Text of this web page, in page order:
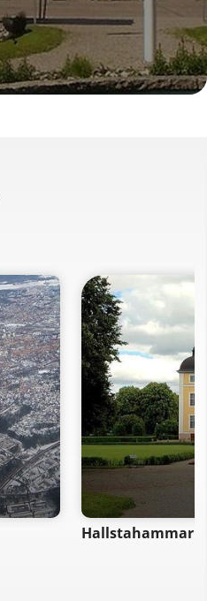
Hallstahammar